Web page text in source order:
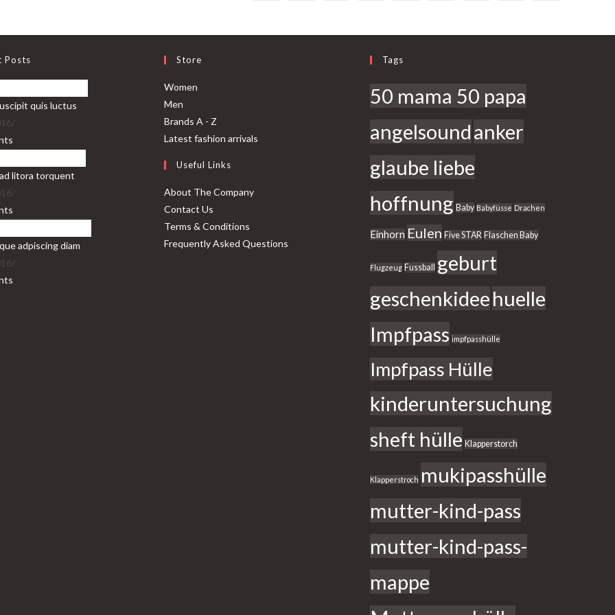
Posts
quis luctus
/
litora torquent
/
adpiscing diam
/
Store
Women
a
new
Men
in
a
tab
Brands A - Z
in
new
tab
Latest fashion arrivals
Useful Links
About The Company
Contact Us
Terms & Conditions
Frequently Asked Questions
Tags
50 mama 50 papa
angelsoundanker
glaube liebe
hoffnung Baby Babyfüsse Drachen
Einhorn Eulen Five STAR Flaschen Baby
Flugzeug Fussball
geburt
geschenkideehuelle
Impfpass impfpasshülle
Impfpass Hülle
kinderuntersuchung
sheft hülle Klapperstorch
Klapperstroch mukipasshülle
mutter-kind-pass
mutter-kind-pass-
mappe